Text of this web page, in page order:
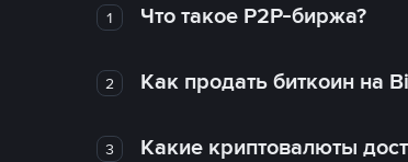
1 Что такое P2P-биржа?
2 Как продать биткоин на
3 Какие криптовалюты